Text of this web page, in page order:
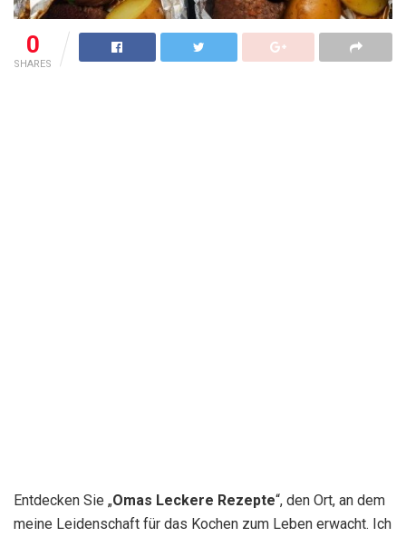
0
SHARES
Entdecken Sie „Omas Leckere Rezepte“, den Ort, an dem
meine Leidenschaft für das Kochen zum Leben erwacht. Ich